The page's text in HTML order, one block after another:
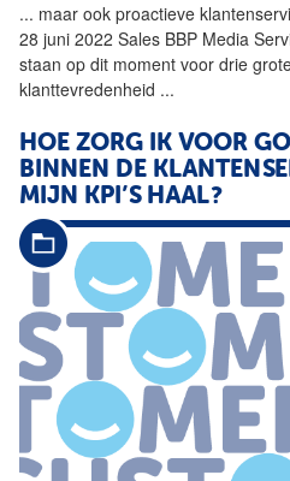
... maar ook proactieve
28 juni 2022 Sales BBP Media
staan op dit moment voor drie
klanttevredenheid ...
HOE ZORG IK VOOR
BINNEN DE
MIJN KPI’S HAAL?